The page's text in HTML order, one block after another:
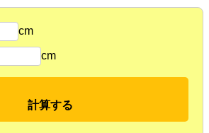
cm
cm
計算する